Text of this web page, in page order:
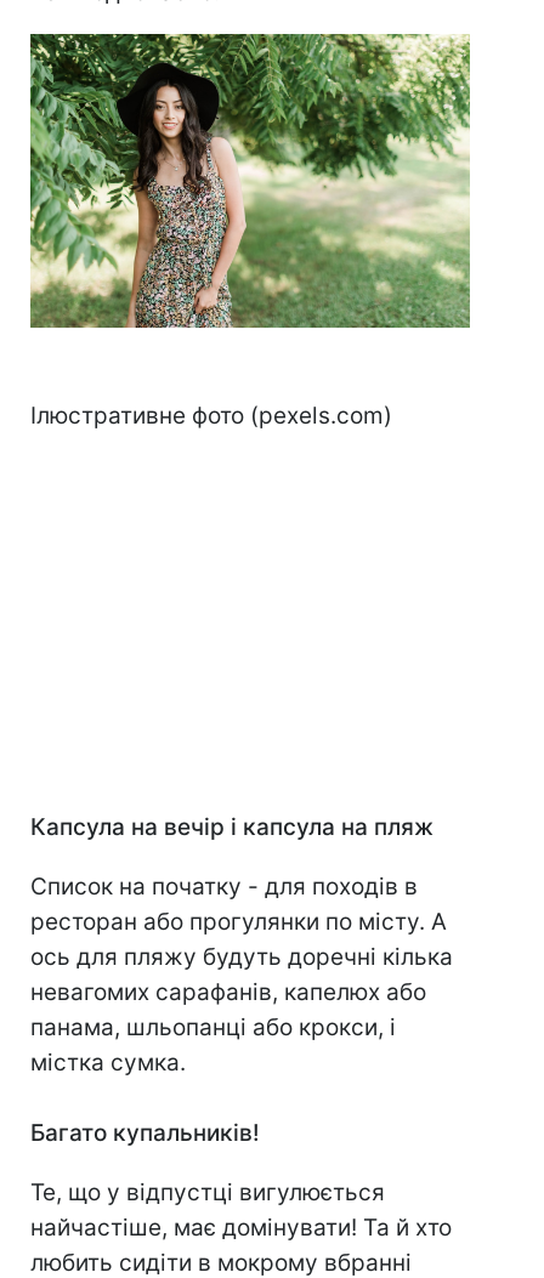
Ілюстративне фото (pexels.com)
Капсула на вечір і капсула на пляж
Список на початку - для походів в
ресторан або прогулянки по місту. А
ось для пляжу будуть доречні кілька
невагомих сарафанів, капелюх або
панама, шльопанці або крокси, і
містка сумка.
Багато купальників!
Те, що у відпустці вигулюється
найчастіше, має домінувати! Та й хто
любить сидіти в мокрому вбранні